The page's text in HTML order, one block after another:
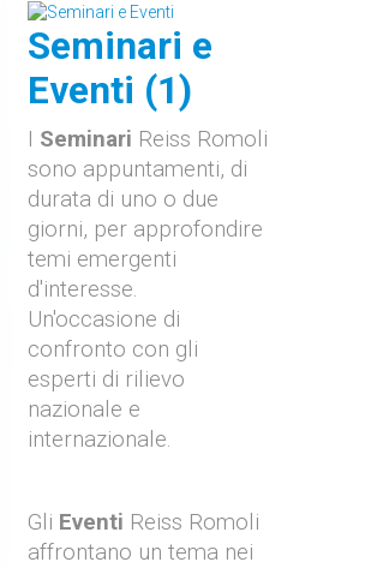
Seminari e
Eventi (1)
I Seminari Reiss Romoli
sono appuntamenti, di
durata di uno o due
giorni, per approfondire
temi emergenti
d'interesse.
Un'occasione di
confronto con gli
esperti di rilievo
nazionale e
internazionale.
Gli Eventi Reiss Romoli
affrontano un tema nei